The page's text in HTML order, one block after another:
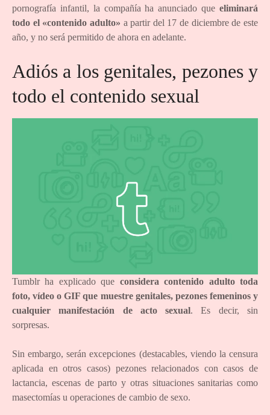
pornografía infantil, la compañía ha anunciado que eliminará
todo el «contenido adulto» a partir del 17 de diciembre de este
año, y no será permitido de ahora en adelante.
Adiós a los genitales, pezones y
todo el contenido sexual
Tumblr ha explicado que considera contenido adulto toda
foto, vídeo o GIF que muestre genitales, pezones femeninos y
cualquier manifestación de acto sexual. Es decir, sin
sorpresas.
Sin embargo, serán excepciones (destacables, viendo la censura
aplicada en otros casos) pezones relacionados con casos de
lactancia, escenas de parto y otras situaciones sanitarias como
masectomías u operaciones de cambio de sexo.